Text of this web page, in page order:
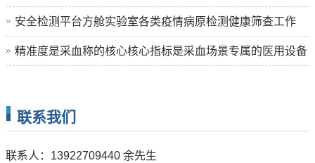
安全检测平台方舱实验室各类疫情病原检测健康筛查工作
精准度是采血称的核心核心指标是采血场景专属的医用设备
联系我们
联系人：13922709440 余先生